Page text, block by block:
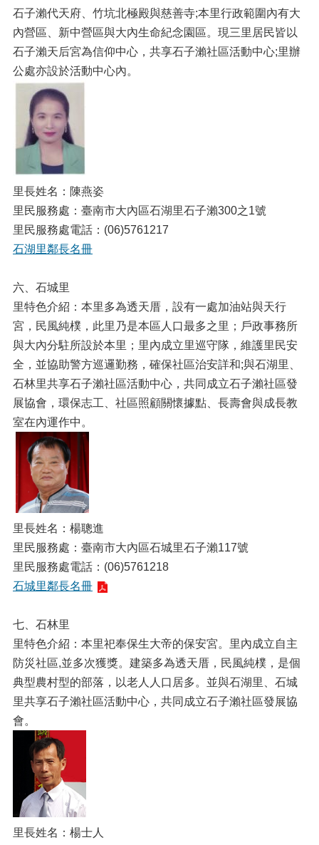
石子瀨代天府、竹坑北極殿與慈善寺;本里行政範圍內有大
內營區、新中營區與大內生命紀念園區。現三里居民皆以
石子瀨天后宮為信仰中心，共享石子瀨社區活動中心;里辦
公處亦設於活動中心內。
里長姓名：陳燕姿
里民服務處：臺南市大內區石湖里石子瀨300之1號
里民服務處電話：(06)5761217
石湖里鄰長名冊
六、石城里
里特色介紹：本里多為透天厝，設有一處加油站與天行
宮，民風純樸，此里乃是本區人口最多之里；戶政事務所
與大內分駐所設於本里；里內成立里巡守隊，維護里民安
全，並協助警方巡邏勤務，確保社區治安詳和;與石湖里、
石林里共享石子瀨社區活動中心，共同成立石子瀨社區發
展協會，環保志工、社區照顧關懷據點、長壽會與成長教
室在內運作中。
里長姓名：楊聰進
里民服務處：臺南市大內區石城里石子瀨117號
里民服務處電話：(06)5761218
石城里鄰長名冊
七、石林里
里特色介紹：本里祀奉保生大帝的保安宮。里內成立自主
防災社區,並多次獲獎。建築多為透天厝，民風純樸，是個
典型農村型的部落，以老人人口居多。並與石湖里、石城
里共享石子瀨社區活動中心，共同成立石子瀨社區發展協
會。
里長姓名：楊士人